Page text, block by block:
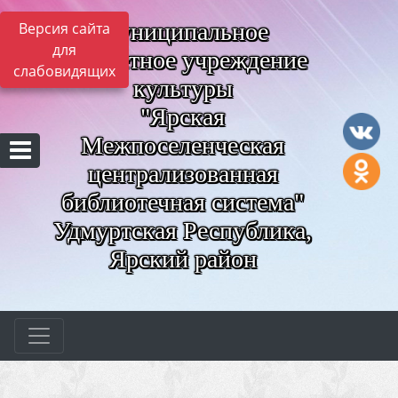
Версия сайта
для
слабовидящих
Муниципальное
бюджетное учреждение
культуры
"Ярская
Межпоселенческая
централизованная
библиотечная система"
Удмуртская Республика,
Ярский район